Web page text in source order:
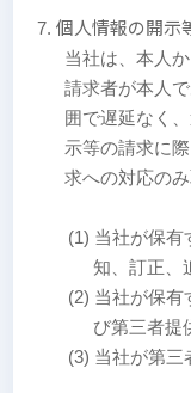
個人情報の開示
当社は、本人
請求者が本人
囲で遅延なく
示等の請求に
求への対応の
(1) 当社が保有
知、訂正、
(2) 当社が保有
び第三者提
(3) 当社が第三